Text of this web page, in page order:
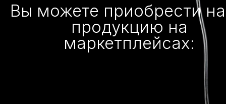
Вы можете приобрести
продукцию на
маркетплейсах: